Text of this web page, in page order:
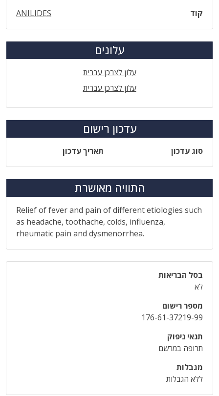
קוד
ANILIDES
עלונים
עלון לצרכן עברית
עלון לצרכן עברית
עדכון רישום
סוג עדכון תאריך עדכון
התוויה מאושרת
Relief of fever and pain of different etiologies such
as headache, toothache, colds, influenza,
rheumatic pain and dysmenorrhea.
בסל הבריאות
לא
מספר רישום
176-61-37219-99
תנאי ניפוק
תרופה במרשם
מגבלות
ללא הגבלות